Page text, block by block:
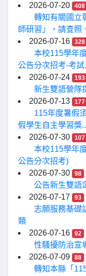
2026-07-20
408
轉知有關國立
師研習」，請查照
2026-07-16
328
本校115學年
公告分次招考-考試
2026-07-24
193
新生雙語營隊
2026-07-13
177
115年度暑假
假學生自主學習獎
2026-07-30
107
本校115學年
公告分次招考)
2026-07-30
98
公告新生雙語
2026-07-17
93
志願服務基礎
類
2026-07-16
92
性騷擾防治宣
2026-07-09
88
轉知本縣「